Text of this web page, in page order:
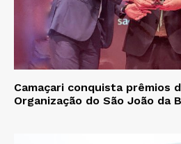
Camaçari conquista prêmios
Organização do São João da